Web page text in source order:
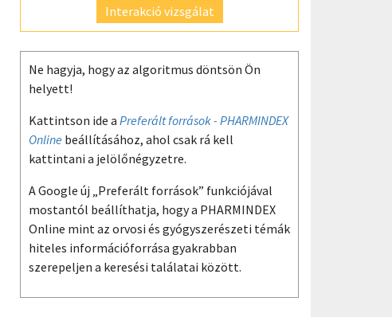
Interakció vizsgálat
Ne hagyja, hogy az algoritmus döntsön Ön
helyett!
Kattintson ide a Preferált források - PHARMINDEX
Online beállításához, ahol csak rá kell
kattintani a jelölőnégyzetre.
A Google új „Preferált források” funkciójával
mostantól beállíthatja, hogy a PHARMINDEX
Online mint az orvosi és gyógyszerészeti témák
hiteles információforrása gyakrabban
szerepeljen a keresési találatai között.